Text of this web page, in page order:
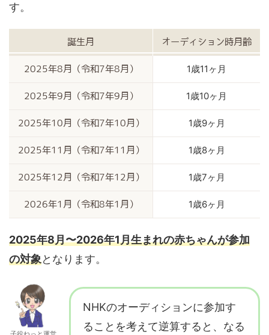
す。
誕生月 オーディション時月齢
2025年8月（令和7年8月） 1歳11ヶ月
2025年9月（令和7年9月） 1歳10ヶ月
2025年10月（令和7年10月） 1歳9ヶ月
2025年11月（令和7年11月） 1歳8ヶ月
2025年12月（令和7年12月） 1歳7ヶ月
2026年1月（令和8年1月） 1歳6ヶ月
2025年8月〜2026年1月生まれの赤ちゃんが参加
の対象となります。
NHKのオーディションに参加す
ることを考えて逆算すると、なる